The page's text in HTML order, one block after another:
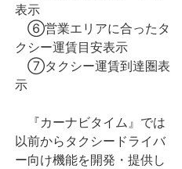
表示
⑥営業エリアに合ったタ
クシー運賃目安表示
⑦タクシー運賃到達圏表
示
『カーナビタイム』では
以前からタクシードライバ
ー向け機能を開発・提供し